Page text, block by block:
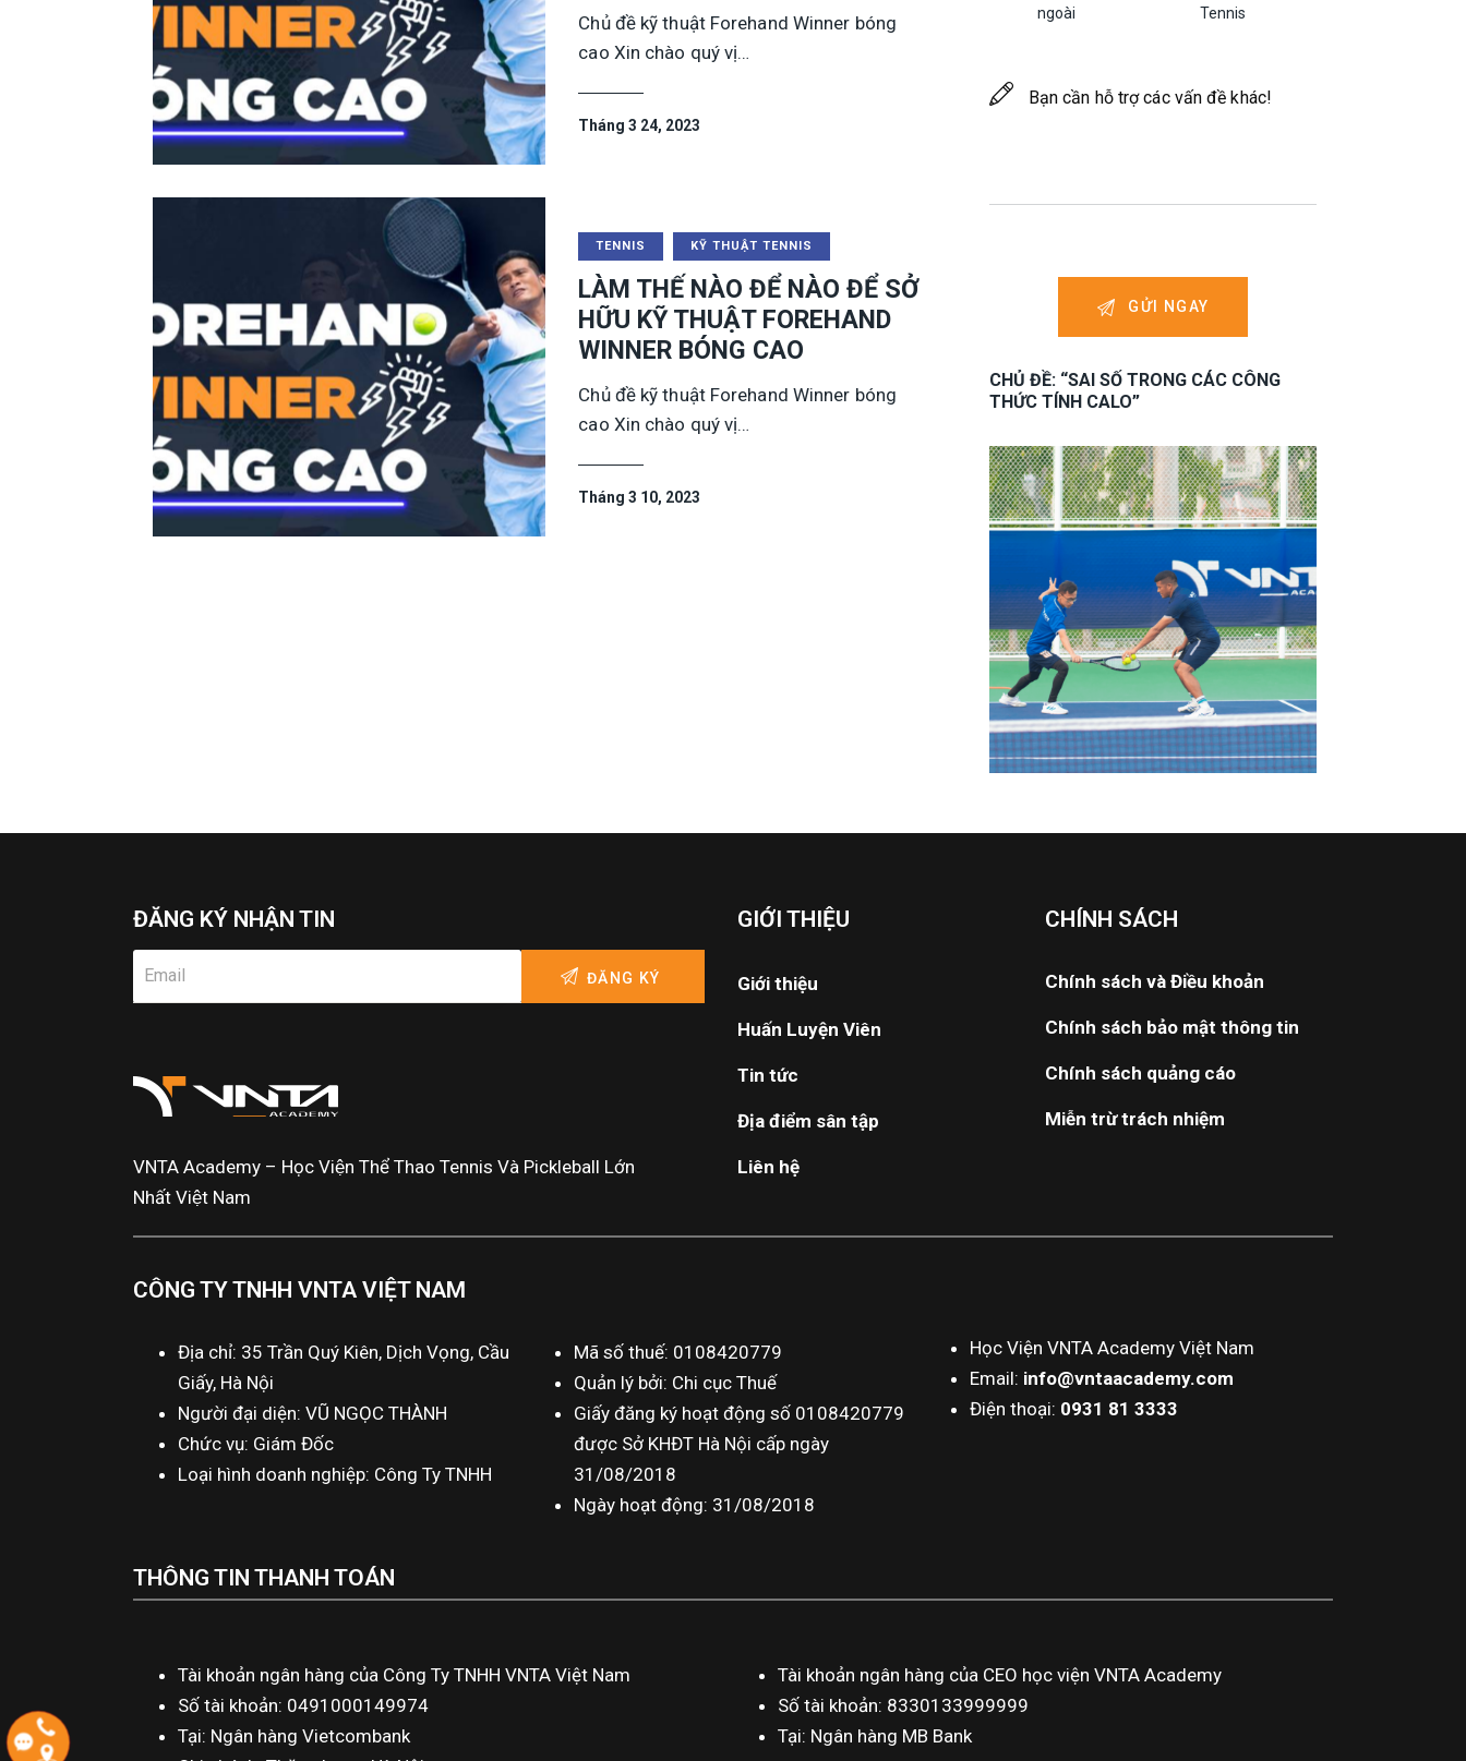
Chủ đề kỹ thuật Forehand Winner bóng
cao Xin chào quý vị…
Tháng 3 24, 2023
TENNIS KỸ THUẬT TENNIS
LÀM THẾ NÀO ĐỂ NÀO ĐỂ SỞ
HỮU KỸ THUẬT FOREHAND
WINNER BÓNG CAO
Chủ đề kỹ thuật Forehand Winner bóng
cao Xin chào quý vị…
Tháng 3 10, 2023
ngoài
Tennis
CHỦ ĐỀ: “SAI SỐ TRONG CÁC CÔNG
THỨC TÍNH CALO”
ĐĂNG KÝ NHẬN TIN
VNTA Academy – Học Viện Thể Thao Tennis Và Pickleball Lớn
Nhất Việt Nam
GIỚI THIỆU
Giới thiệu
Huấn Luyện Viên
Tin tức
Địa điểm sân tập
Liên hệ
CHÍNH SÁCH
Chính sách và Điều khoản
Chính sách bảo mật thông tin
Chính sách quảng cáo
Miễn trừ trách nhiệm
CÔNG TY TNHH VNTA VIỆT NAM
Địa chỉ: 35 Trần Quý Kiên, Dịch Vọng, Cầu
Giấy, Hà Nội
Người đại diện: VŨ NGỌC THÀNH
Chức vụ: Giám Đốc
Loại hình doanh nghiệp: Công Ty TNHH
Mã số thuế: 0108420779
Quản lý bởi: Chi cục Thuế
Giấy đăng ký hoạt động số 0108420779
được Sở KHĐT Hà Nội cấp ngày
31/08/2018
Ngày hoạt động: 31/08/2018
Học Viện VNTA Academy Việt Nam
Email: info@vntaacademy.com
Điện thoại: 0931 81 3333
THÔNG TIN THANH TOÁN
Tài khoản ngân hàng của Công Ty TNHH VNTA Việt Nam
Số tài khoản: 0491000149974
Tại: Ngân hàng Vietcombank
Tài khoản ngân hàng của CEO học viện VNTA Academy
Số tài khoản: 8330133999999
Tại: Ngân hàng MB Bank